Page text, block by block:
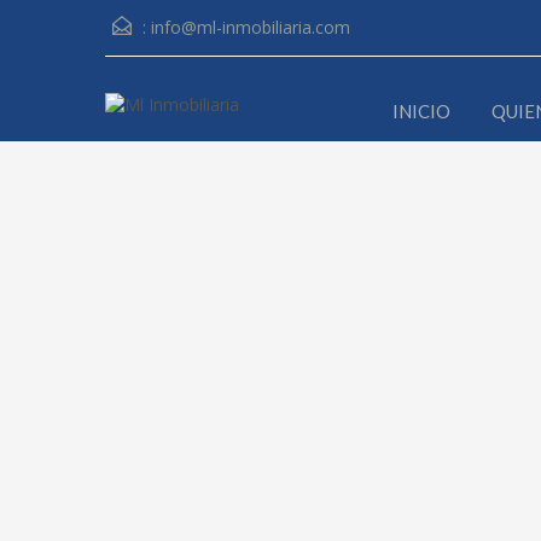
: info@ml-inmobiliaria.com
INICIO